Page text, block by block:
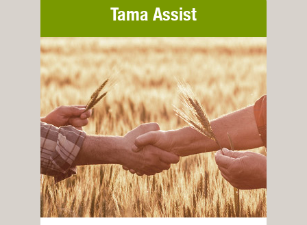
Tama Assist